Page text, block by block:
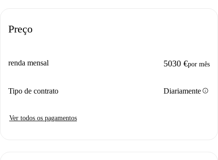
Preço
renda mensal 5030 €por mês
Tipo de contrato Diariamenteinfo
Ver todos os pagamentos